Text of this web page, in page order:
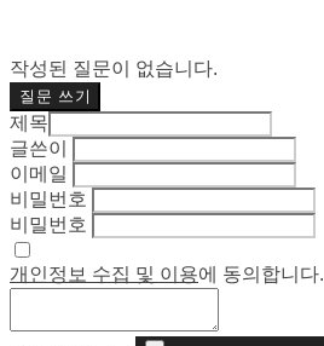
작성된 질문이 없습니다.
질문 쓰기
제목
글쓴이
이메일
비밀번호
비밀번호
개인정보 수집 및 이용에 동의합니다.